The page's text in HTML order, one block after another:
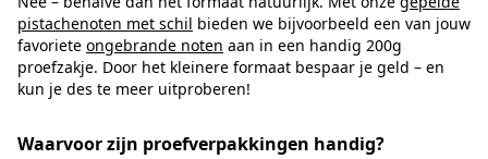
pistachenoten met schil bieden we bijvoorbeeld een van jouw
favoriete ongebrande noten aan in een handig 200g
proefzakje. Door het kleinere formaat bespaar je geld – en
kun je des te meer uitproberen!
Waarvoor zijn proefverpakkingen handig?